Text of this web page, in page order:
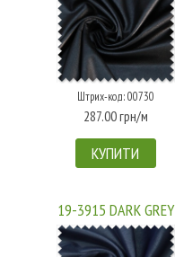
Штрих-код: 00730
287.00 грн/м
КУПИТИ
19-3915 DARK GREY